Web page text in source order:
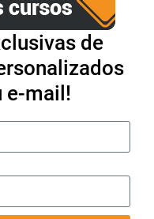
de
e-mail!